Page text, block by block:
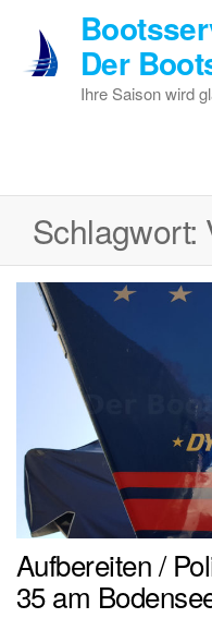
Inhalt
springen
Der
Ihre Saison wird
Schlagwort:
Aufbereiten /
35 am